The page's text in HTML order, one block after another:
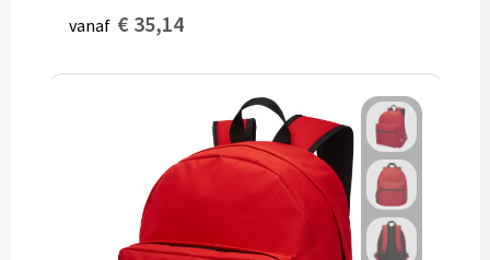
vanaf € 35,14